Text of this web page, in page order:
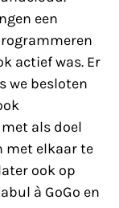
een
actief was. Er
we besloten
als doel
met elkaar te
ook op
à GoGo en